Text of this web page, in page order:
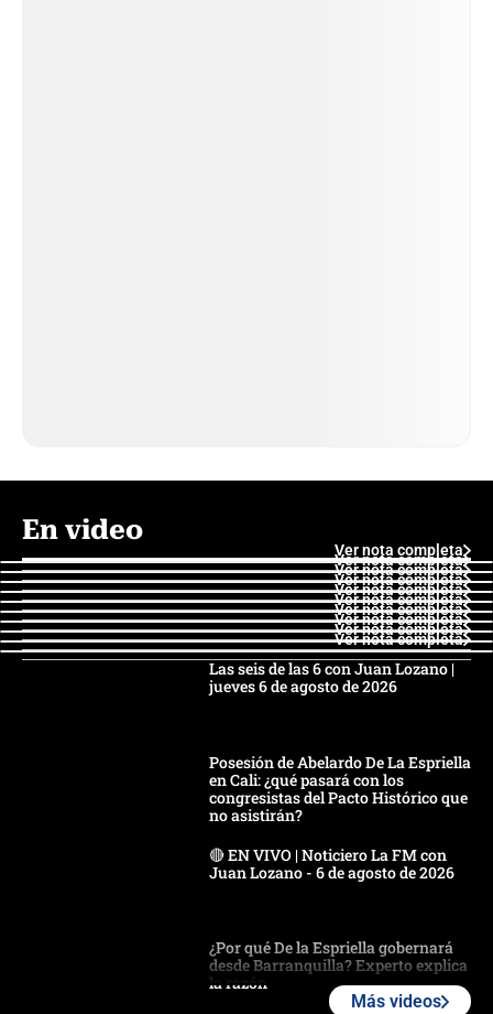
En video
Ver nota completa
Ver nota completa
Ver nota completa
Ver nota completa
Ver nota completa
Ver nota completa
Ver nota completa
Ver nota completa
Ver nota completa
Ver nota completa
Las seis de las 6 con Juan Lozano |
jueves 6 de agosto de 2026
Posesión de Abelardo De La Espriella
en Cali: ¿qué pasará con los
congresistas del Pacto Histórico que
no asistirán?
🔴 EN VIVO | Noticiero La FM con
Juan Lozano - 6 de agosto de 2026
¿Por qué De la Espriella gobernará
desde Barranquilla? Experto explica
la razón
Más videos